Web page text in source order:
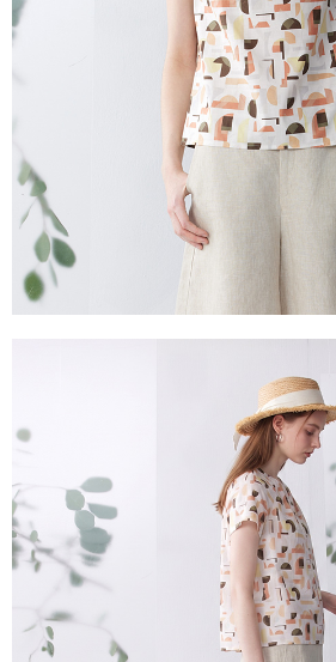
購買商品的店家。未經商家同意取消之訂單仍
※ 交易是否成功請以「AFTEE先享後付 」之結
是否繳費成功／繳費後需取消欲退款等相關疑
https://
１．透過由恩沛科技股份有限公司提供之「
易，需依本服務之必要範圍內提供個人資料，並
權轉讓予恩沛科技股份有限公司。
２．關於個人資料處理事宜，請瀏覽以下網址：
https://aftee.tw/terms/#terms3
３．未成年的使用者請事先徵得法定代理人或監
「AFTEE先享後付」，若未經同意申辦者引起
任。
５．嚴禁一人註冊多個帳號或使用他人資訊註冊
恩沛科技股份有限公司將有權停止該用戶之使用
7-11超商取貨付款
每筆NT$100，滿NT$2,000(含以上)免運費
每筆NT$100，滿NT$2,000(含以上)免運費
新竹物流宅配
每筆NT$100，滿NT$2,000(含以上)免運費
付款後門市自取
免運費